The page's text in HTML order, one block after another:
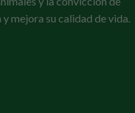
mejora su calidad de vida.